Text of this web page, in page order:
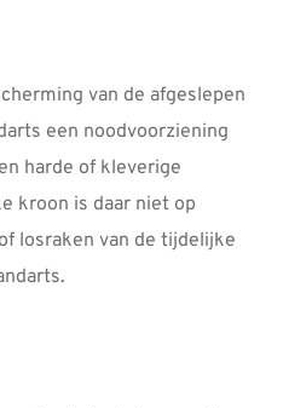
van de afgeslepen
een noodvoorziening
harde of kleverige
kroon is daar niet op
losraken van de tijdelijke